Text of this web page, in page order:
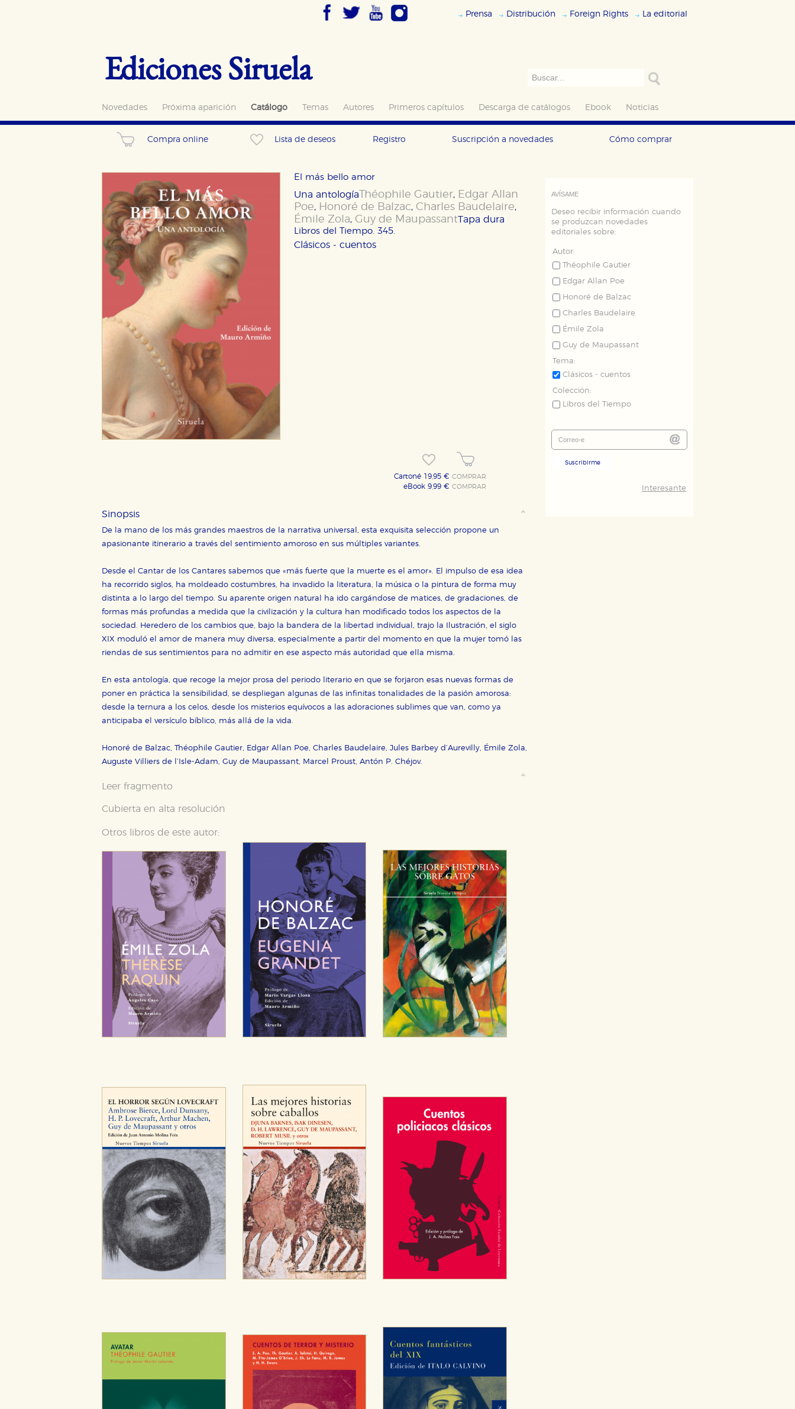
Prensa Distribución Foreign Rights La editorial
Ediciones Siruela
Novedades Próxima aparición Catálogo Temas Autores Primeros capítulos Descarga de catálogos Ebook Noticias
Compra online Lista de deseos Registro Suscripción a novedades Cómo comprar
El más bello amor
Una antología Théophile Gautier, Edgar Allan
Poe, Honoré de Balzac, Charles Baudelaire,
Émile Zola, Guy de Maupassant
Libros del Tiempo. 345.
Tapa dura
Clásicos - cuentos
Cartoné 19,95 €COMPRAR
eBook 9,99 €COMPRAR
Sinopsis
De la mano de los más grandes maestros de la narrativa universal, esta exquisita selección propone un
apasionante itinerario a través del sentimiento amoroso en sus múltiples variantes.
Desde el Cantar de los Cantares sabemos que «más fuerte que la muerte es el amor». El impulso de esa idea
ha recorrido siglos, ha moldeado costumbres, ha invadido la literatura, la música o la pintura de forma muy
distinta a lo largo del tiempo. Su aparente origen natural ha ido cargándose de matices, de gradaciones, de
formas más profundas a medida que la civilización y la cultura han modificado todos los aspectos de la
sociedad. Heredero de los cambios que, bajo la bandera de la libertad individual, trajo la Ilustración, el siglo
XIX moduló el amor de manera muy diversa, especialmente a partir del momento en que la mujer tomó las
riendas de sus sentimientos para no admitir en ese aspecto más autoridad que ella misma.
En esta antología, que recoge la mejor prosa del periodo literario en que se forjaron esas nuevas formas de
poner en práctica la sensibilidad, se despliegan algunas de las infinitas tonalidades de la pasión amorosa:
desde la ternura a los celos, desde los misterios equívocos a las adoraciones sublimes que van, como ya
anticipaba el versículo bíblico, más allá de la vida.
Honoré de Balzac, Théophile Gautier, Edgar Allan Poe, Charles Baudelaire, Jules Barbey d’Aurevilly, Émile Zola,
Auguste Villiers de l’Isle-Adam, Guy de Maupassant, Marcel Proust, Antón P. Chéjov.
Leer fragmento
Cubierta en alta resolución
Otros libros de este autor:
AVÍSAME
Deseo recibir información cuando
se produzcan novedades
editoriales sobre:
Autor:
Théophile Gautier
Edgar Allan Poe
Honoré de Balzac
Charles Baudelaire
Émile Zola
Guy de Maupassant
Tema:
Clásicos - cuentos
Colección:
Libros del Tiempo
Suscribirme
Interesante
CONFIGURACIÓN DE COOKIES HABILITAR TODO
Cookies necesarias
Estas cookies son necesarias para que nuestro sitio web funcione y no es posible deshabilitarlas desde nuestro sistema. Es posible
hacerlo desde el navegador, pero en ese caso es posible que algunas áreas de nuestra web dejen de funcionar correctamente.
Cookies de publicidad y redes sociales
Estas cookies son gestionadas por nuestros socios publicitarios y se utilizan para mostrar publicidad relevante para sus intereses en
otros sitios. No almacenan directamente información personal sino que se basan en la identificación única de su navegador y